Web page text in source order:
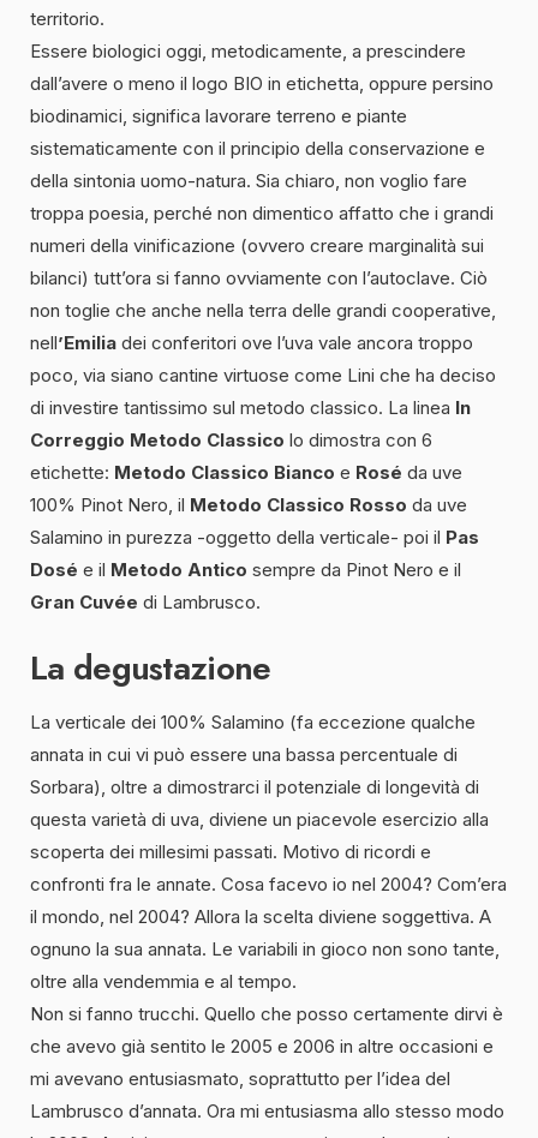
territorio.
Essere biologici oggi, metodicamente, a prescindere
dall’avere o meno il logo BIO in etichetta, oppure persino
biodinamici, significa lavorare terreno e piante
sistematicamente con il principio della conservazione e
della sintonia uomo-natura. Sia chiaro, non voglio fare
troppa poesia, perché non dimentico affatto che i grandi
numeri della vinificazione (ovvero creare marginalità sui
bilanci) tutt’ora si fanno ovviamente con l’autoclave. Ciò
non toglie che anche nella terra delle grandi cooperative,
nell’Emilia dei conferitori ove l’uva vale ancora troppo
poco, via siano cantine virtuose come Lini che ha deciso
di investire tantissimo sul metodo classico. La linea In
Correggio Metodo Classico lo dimostra con 6
etichette: Metodo Classico Bianco e Rosé da uve
100% Pinot Nero, il Metodo Classico Rosso da uve
Salamino in purezza -oggetto della verticale- poi il Pas
Dosé e il Metodo Antico sempre da Pinot Nero e il
Gran Cuvée di Lambrusco.
La degustazione
La verticale dei 100% Salamino (fa eccezione qualche
annata in cui vi può essere una bassa percentuale di
Sorbara), oltre a dimostrarci il potenziale di longevità di
questa varietà di uva, diviene un piacevole esercizio alla
scoperta dei millesimi passati. Motivo di ricordi e
confronti fra le annate. Cosa facevo io nel 2004? Com’era
il mondo, nel 2004? Allora la scelta diviene soggettiva. A
ognuno la sua annata. Le variabili in gioco non sono tante,
oltre alla vendemmia e al tempo.
Non si fanno trucchi. Quello che posso certamente dirvi è
che avevo già sentito le 2005 e 2006 in altre occasioni e
mi avevano entusiasmato, soprattutto per l’idea del
Lambrusco d’annata. Ora mi entusiasma allo stesso modo